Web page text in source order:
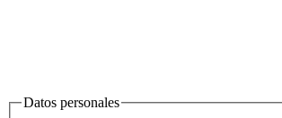
Datos personales